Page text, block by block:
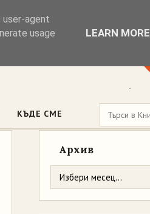
КЪДЕ СМЕ
Архив
user-agent
usage
LEARN MORE